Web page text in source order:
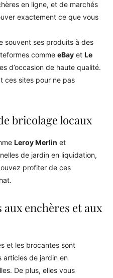
en ligne, et de marchés
exactement ce que vous
souvent ses produits à des
comme eBay et Le
d’occasion de haute qualité.
ces sites pour ne pas
bricolage locaux
Leroy Merlin et
de jardin en liquidation,
profiter de ces
enchères et aux
et les brocantes sont
articles de jardin en
De plus, elles vous